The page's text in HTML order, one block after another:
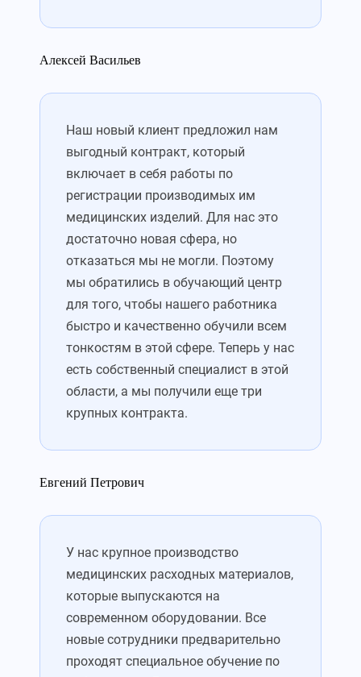
Алексей Васильев
Наш новый клиент предложил нам
выгодный контракт, который
включает в себя работы по
регистрации производимых им
медицинских изделий. Для нас это
достаточно новая сфера, но
отказаться мы не могли. Поэтому
мы обратились в обучающий центр
для того, чтобы нашего работника
быстро и качественно обучили всем
тонкостям в этой сфере. Теперь у нас
есть собственный специалист в этой
области, а мы получили еще три
крупных контракта.
Евгений Петрович
У нас крупное производство
медицинских расходных материалов,
которые выпускаются на
современном оборудовании. Все
новые сотрудники предварительно
проходят специальное обучение по